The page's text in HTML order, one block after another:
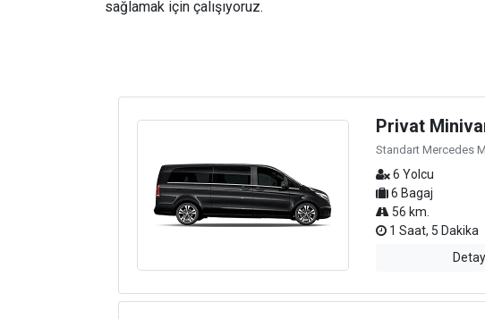
sağlamak için çalışıyoruz.
Privat
Standart Mercedes
6 Yolcu
6 Bagaj
56 km.
1 Saat, 5 Dakika